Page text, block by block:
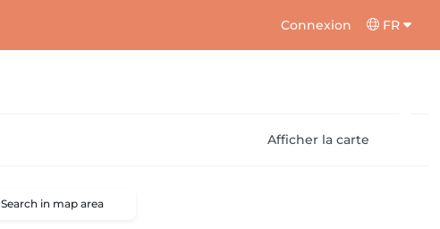
Connexion FR
Afficher la carte
Search in map area